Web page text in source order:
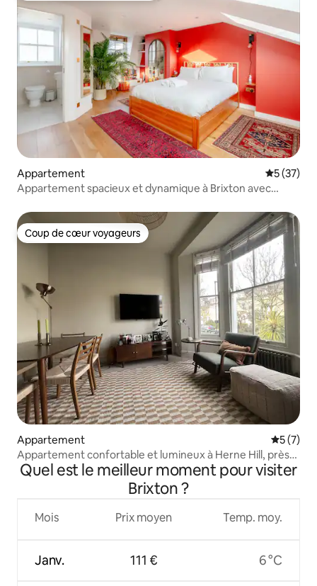
Appartement
5 (37)
Appartement spacieux et dynamique à Brixton avec
Coup de cœur voyageurs
Coup de cœur voyageurs
Appartement
5 (7)
Appartement confortable et lumineux à Herne Hill, près
de Brockwell Park
Quel est le meilleur moment pour visiter
Brixton ?
Mois
Janv.
Prix moyen
111 €
Temp. moy.
6 °C